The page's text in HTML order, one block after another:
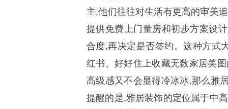
主,他们往往对生活有更高的审美
提供免费上门量房和初步方案设
合度,再决定是否签约。这种方式
红书、好好住上收藏无数家居美
高级感又不会显得冷冰冰,那么雅
提醒的是,雅居装饰的定位属于中